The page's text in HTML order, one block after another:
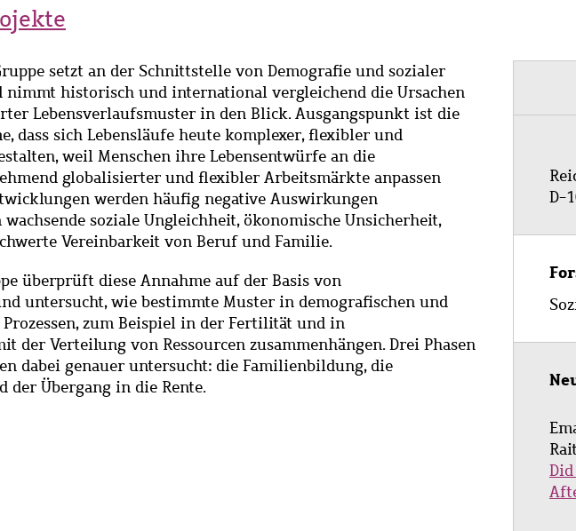
setzt an der Schnittstelle von Demografie und sozialer
nimmt historisch und international vergleichend die Ursachen
Lebensverlaufsmuster in den Blick. Ausgangspunkt ist die
dass sich Lebensläufe heute komplexer, flexibler und
weil Menschen ihre Lebensentwürfe an die
globalisierter und flexibler Arbeitsmärkte anpassen
werden häufig negative Auswirkungen
wachsende soziale Ungleichheit, ökonomische Unsicherheit,
Vereinbarkeit von Beruf und Familie.
überprüft diese Annahme auf der Basis von
untersucht, wie bestimmte Muster in demografischen und
zum Beispiel in der Fertilität und in
der Verteilung von Ressourcen zusammenhängen. Drei Phasen
dabei genauer untersucht: die Familienbildung, die
der Übergang in die Rente.
D-